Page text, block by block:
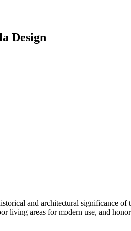
Design
and architectural significance
living areas for modern use, and